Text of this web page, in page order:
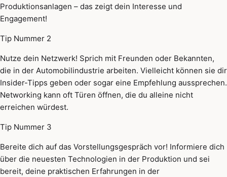
Produktionsanlagen – das zeigt dein Interesse und
Engagement!
Tip Nummer 2
Nutze dein Netzwerk! Sprich mit Freunden oder Bekannten,
die in der Automobilindustrie arbeiten. Vielleicht können sie dir
Insider-Tipps geben oder sogar eine Empfehlung aussprechen.
Networking kann oft Türen öffnen, die du alleine nicht
erreichen würdest.
Tip Nummer 3
Bereite dich auf das Vorstellungsgespräch vor! Informiere dich
über die neuesten Technologien in der Produktion und sei
bereit, deine praktischen Erfahrungen in der